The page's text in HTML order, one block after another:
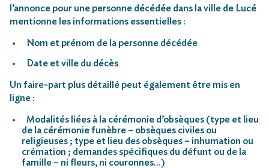
l’annonce pour une personne décédée dans la ville de Lucé
mentionne les informations essentielles :
Nom et prénom de la personne décédée
Date et ville du décès
Un faire-part plus détaillé peut également être mis en
ligne :
Modalités liées à la cérémonie d’obsèques (type et lieu
de la cérémonie funèbre – obsèques civiles ou
religieuses ; type et lieu des obsèques – inhumation ou
crémation ; demandes spécifiques du défunt ou de la
famille – ni fleurs, ni couronnes…)